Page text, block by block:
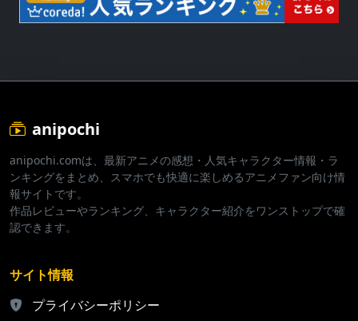
anipochi
anipochi.comは、最新アニメの感想・人気キャラクター情報・ラ
ンキングをまとめ、スマホでも快適に楽しめるアニメファン向け情
報サイトです。
作品レビューやランキング、キャラクター紹介をワンストップで確
認できます。
サイト情報
プライバシーポリシー